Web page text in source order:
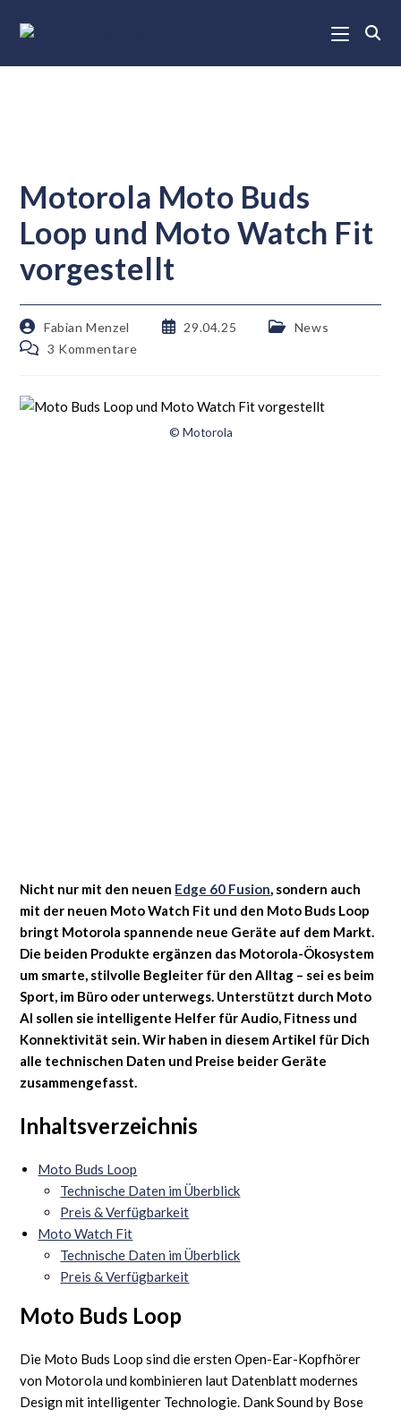
Motorola Moto Buds
Loop und Moto Watch Fit
vorgestellt
Fabian Menzel 29.04.25
News
3 Kommentare
© Motorola
Nicht nur mit den neuen Edge 60 Fusion, sondern auch
mit der neuen Moto Watch Fit und den Moto Buds Loop
bringt Motorola spannende neue Geräte auf dem Markt.
Die beiden Produkte ergänzen das Motorola-Ökosystem
um smarte, stilvolle Begleiter für den Alltag – sei es beim
Sport, im Büro oder unterwegs. Unterstützt durch Moto
AI sollen sie intelligente Helfer für Audio, Fitness und
Konnektivität sein. Wir haben in diesem Artikel für Dich
alle technischen Daten und Preise beider Geräte
zusammengefasst.
Inhaltsverzeichnis
Moto Buds Loop
Technische Daten im Überblick
Preis & Verfügbarkeit
Moto Watch Fit
Technische Daten im Überblick
Preis & Verfügbarkeit
Moto Buds Loop
Die Moto Buds Loop sind die ersten Open-Ear-Kopfhörer
von Motorola und kombinieren laut Datenblatt modernes
Design mit intelligenter Technologie. Dank Sound by Bose